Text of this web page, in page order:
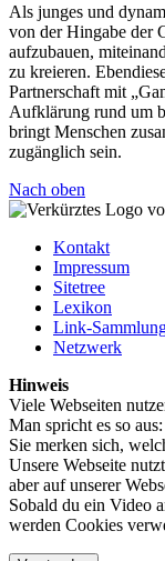
Als junges und
von der Hingabe der
aufzubauen,
zu kreieren.
Partnerschaft mit
Aufklärung rund um
bringt Menschen
zugänglich sein.
Nach oben
Kontakt
Impressum
Sitetree
Lexikon
Link-
Netzwerk
Hinweis
Viele Webseiten
Man spricht es so
Sie merken sich,
Unsere Webseite
aber auf unserer
Sobald du ein Video
werden Cookies